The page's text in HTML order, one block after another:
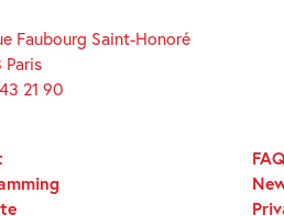
Faubourg Saint-Honoré
21 90
FAQ